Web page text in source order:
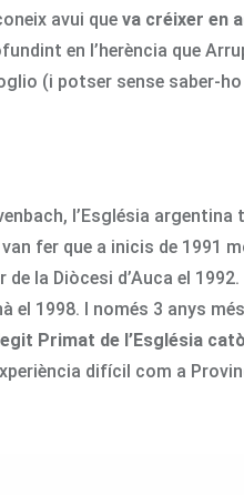
avui que va créixer en
en l’herència que
(i potser sense saber-
l’Església
fer que a inicis de 1991
la Diòcesi d’Auca el
el 1998. I només 3 anys
Primat de l’Església
difícil com a